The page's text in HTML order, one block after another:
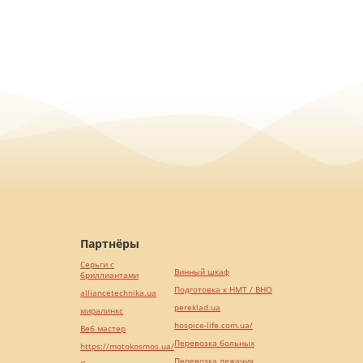
Партнёры
Серьги с
бриллиантами
alliancetechnika.ua
миралинкс
Веб мастер
https://motokosmos.ua/
Винный шкаф
Подготовка к НМТ / ВНО
pereklad.ua
hospice-life.com.ua/
Перевозка больных
Перевозка лежачих